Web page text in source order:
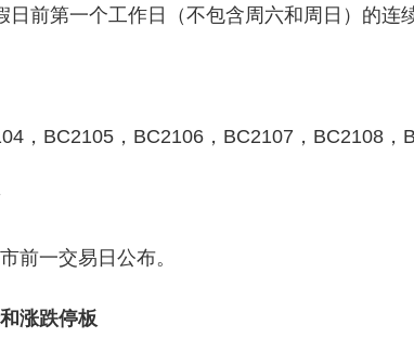
日前第一个工作日（不包含周六和周日）的连
，BC2105，BC2106，BC2107，BC2108，
前一交易日公布。
涨跌停板